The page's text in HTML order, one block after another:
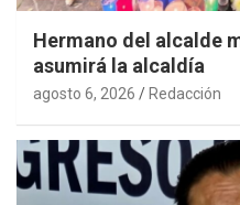
Hermano del alcalde
asumirá la alcaldía
agosto 6, 2026 Redacción